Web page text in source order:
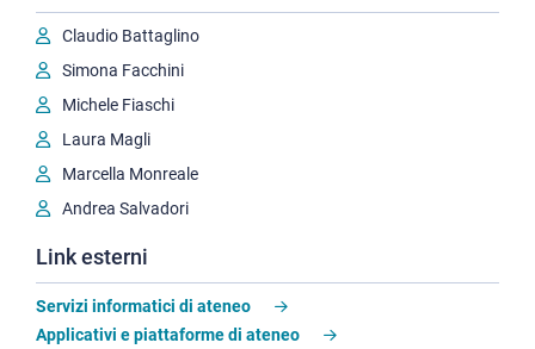
Claudio Battaglino
Simona Facchini
Michele Fiaschi
Laura Magli
Marcella Monreale
Andrea Salvadori
Link esterni
Servizi informatici di ateneo
Applicativi e piattaforme di ateneo